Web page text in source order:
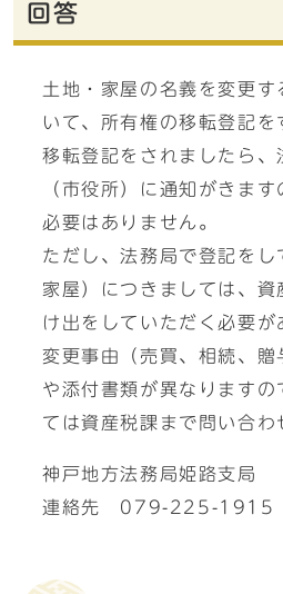
回答
土地・家屋の名義を変更
いて、所有権の移転登記を
移転登記をされましたら、
（市役所）に通知がきま
必要はありません。
ただし、法務局で登記を
家屋）につきましては、
け出をしていただく必要が
変更事由（売買、相続、
や添付書類が異なります
ては資産税課まで問い合わ
神戸地方法務局姫路支局
連絡先 079-225-1915